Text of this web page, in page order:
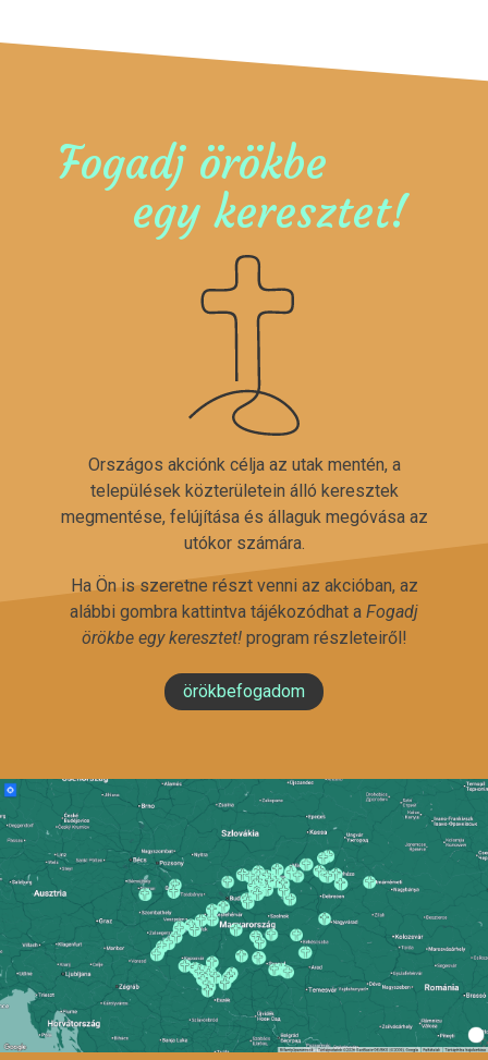
Fogadj örökbe
egy keresztet!
Országos akciónk célja az utak mentén, a
települések közterületein álló keresztek
megmentése, felújítása és állaguk megóvása az
utókor számára.
Ha Ön is szeretne részt venni az akcióban, az
alábbi gombra kattintva tájékozódhat a Fogadj
örökbe egy keresztet!program részleteiről!
örökbefogadom